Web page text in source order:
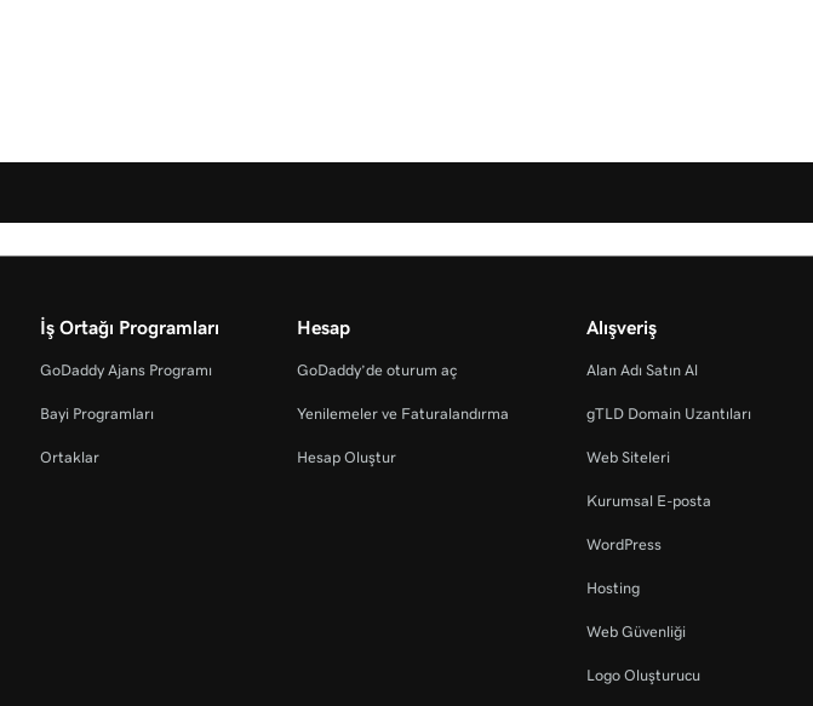
İş Ortağı Programları
GoDaddy Ajans Programı
Bayi Programları
Ortaklar
Hesap
GoDaddy’de oturum aç
Yenilemeler ve Faturalandırma
Hesap Oluştur
Alışveriş
Alan Adı Satın Al
gTLD Domain Uzantıları
Web Siteleri
Kurumsal E-posta
WordPress
Hosting
Web Güvenliği
Logo Oluşturucu